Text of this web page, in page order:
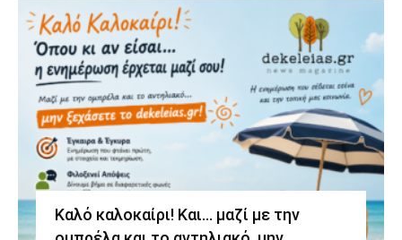
Καλό καλοκαίρι! Και… μαζί με την